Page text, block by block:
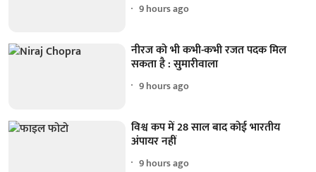
9 hours ago
नीरज को भी कभी-कभी रजत पदक मिल
सकता है : सुमारीवाला
9 hours ago
विश्व कप में 28 साल बाद कोई भारतीय
अंपायर नहीं
9 hours ago